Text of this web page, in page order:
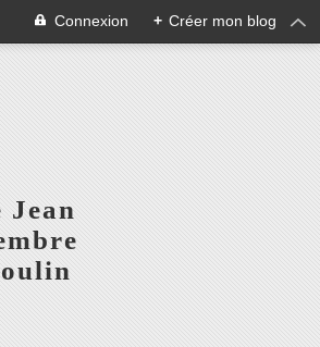
Connexion + Créer mon blog